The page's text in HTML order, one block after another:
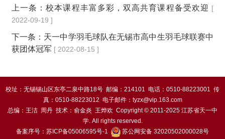
上一条：校本课程丰富多彩，双高共育课程备受欢迎 [
2022-09-19 ]
下一条： 天一中学羽毛球队在无锡市高中生羽毛球联赛中
获团体冠军 [ 2022-08-15 ]
校址：无锡锡山区东亭二泉中路18号 邮编：214101 电话：0510-88223001 传
真：0510-88223012 电子邮件：tyzx@vip.163.com
总编：王洁 周丹 技术：俞金炎 王烨欢 Copyright © 2011-2025 江苏省天一中
学. All rights reserved.
备案序号：苏ICP备05006595号-1
苏公网安备 32020502000028号